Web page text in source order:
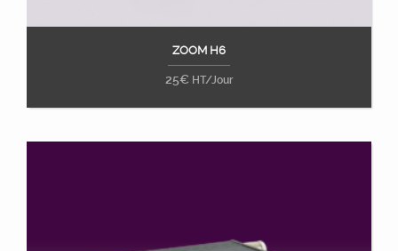
Ajouter au panier
ZOOM H6
25€ HT/Jour